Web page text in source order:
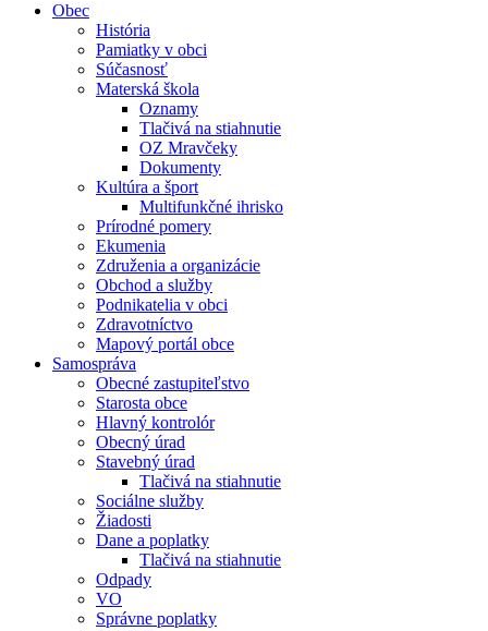
Obec
História
Pamiatky v obci
Súčasnosť
Materská škola
Oznamy
Tlačivá na stiahnutie
OZ Mravčeky
Dokumenty
Kultúra a šport
Multifunkčné ihrisko
Prírodné pomery
Ekumenia
Združenia a organizácie
Obchod a služby
Podnikatelia v obci
Zdravotníctvo
Mapový portál obce
Samospráva
Obecné zastupiteľstvo
Starosta obce
Hlavný kontrolór
Obecný úrad
Stavebný úrad
Tlačivá na stiahnutie
Sociálne služby
Žiadosti
Dane a poplatky
Tlačivá na stiahnutie
Odpady
VO
Správne poplatky